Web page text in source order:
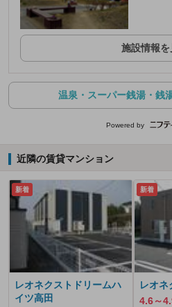
施設情報を
温泉・スーパー銭湯・銭
Powered by
近隣の賃貸マンション
新着
レオネクストドリームハ
イツ高田
新着
レオ
4.6～